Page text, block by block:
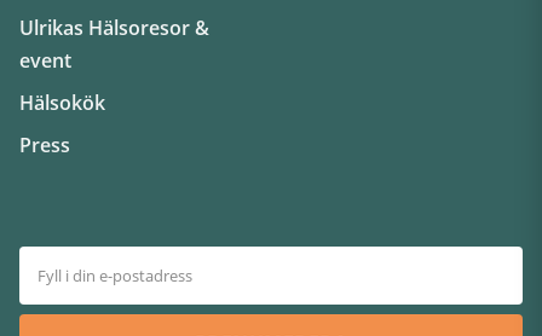
Ulrikas Hälsoresor &
event
Hälsokök
Press